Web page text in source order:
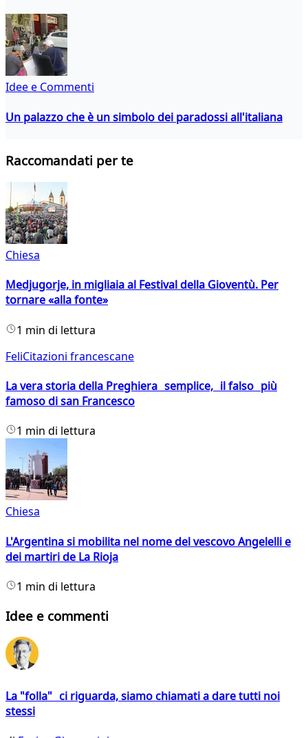
Idee e Commenti
Un palazzo che è un simbolo dei paradossi all'italiana
Raccomandati per te
Chiesa
Medjugorje, in migliaia al Festival della Gioventù. Per
tornare «alla fonte»
1 min di lettura
FeliCitazioni francescane
La vera storia della Preghiera semplice, il falso più
famoso di san Francesco
1 min di lettura
Chiesa
L'Argentina si mobilita nel nome del vescovo Angelelli e
dei martiri de La Rioja
1 min di lettura
Idee e commenti
La "folla" ci riguarda, siamo chiamati a dare tutti noi
stessi